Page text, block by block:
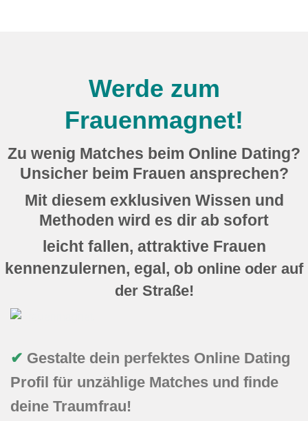
Werde zum
Frauenmagnet!
Zu wenig Matches beim Online Dating?
Unsicher beim Frauen ansprechen?
Mit diesem exklusiven Wissen und
Methoden wird es dir ab sofort
leicht fallen, attraktive Frauen
kennenzulernen, egal, ob online oder auf
der Straße!
✔ Gestalte dein perfektes Online Dating
Profil für unzählige Matches und finde
deine Traumfrau!